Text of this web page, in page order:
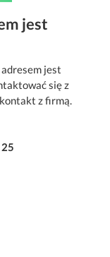
jest
jest
się z
z firmą.